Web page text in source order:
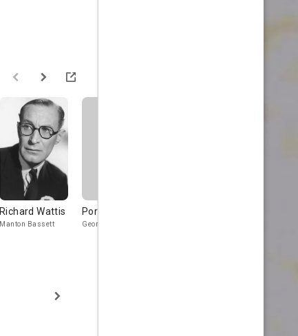
Richard Wattis
Manton Bassett
Portland Mason
Georgina